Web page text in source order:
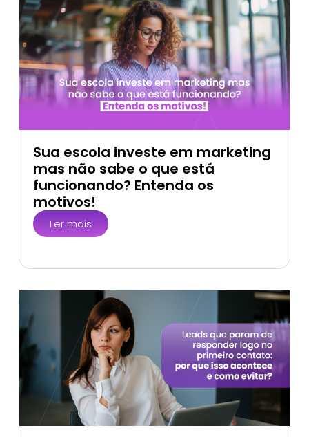
Sua escola investe em marketing
mas não sabe o que está
funcionando? Entenda os
motivos!
Ler mais